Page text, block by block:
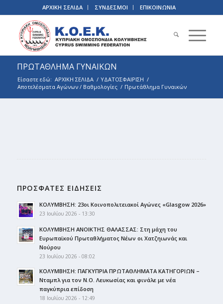
ΑΡΧΙΚΗ ΣΕΛΙΔΑ ΣΥΝΔΕΣΜΟΙ ΕΠΙΚΟΙΝΩΝΙΑ
ΠΡΩΤΑΘΛΗΜΑ ΓΥΝΑΙΚΩΝ
Είσαστε εδώ: ΑΡΧΙΚΗ ΣΕΛΙΔΑ / ΥΔΑΤΟΣΦΑΙΡΙΣΗ /
Αποτελέσματα Αγώνων / Βαθμολογίες / Πρωτάθλημα Γυναικών
ΠΡΟΣΦΑΤΕΣ ΕΙΔΗΣΕΙΣ
ΚΟΛΥΜΒΗΣΗ: 23οι Κοινοπολιτειακοί Αγώνες «Glasgow 2026»
23 Ιουλίου 2026 - 13:30
ΚΟΛΥΜΒΗΣΗ ΑΝΟΙΚΤΗΣ ΘΑΛΑΣΣΑΣ: Στη μάχη του
Ευρωπαϊκού Πρωταθλήματος Νέων οι Χατζηιωνάς και
Νούρου
23 Ιουλίου 2026 - 08:02
ΚΟΛΥΜΒΗΣΗ: ΠΑΓΚΥΠΡΙΑ ΠΡΩΤΑΘΛΗΜΑΤΑ ΚΑΤΗΓΟΡΙΩΝ –
Νταμπλ για τον Ν.Ο. Λευκωσίας και φινάλε με νέα
παγκύπρια επίδοση
18 Ιουλίου 2026 - 12:49